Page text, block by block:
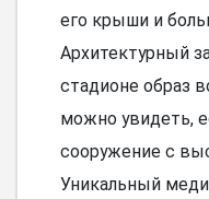
его крыши и
Архитектурный
стадионе образ
можно увидеть,
сооружение с
Уникальный